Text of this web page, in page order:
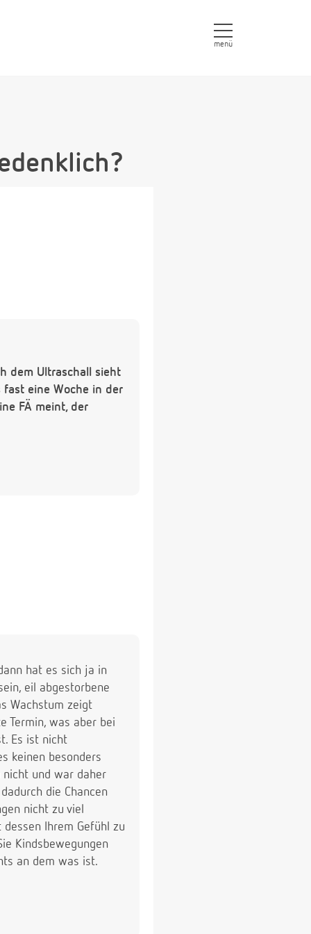
menü
dem Ultraschall sieht
fast eine Woche in der
FÄ meint, der
hat es sich ja in
eil abgestorbene
Wachstum zeigt
Termin, was aber bei
Es ist nicht
keinen besonders
und war daher
die Chancen
nicht zu viel
Ihrem Gefühl zu
Kindsbewegungen
an dem was ist.